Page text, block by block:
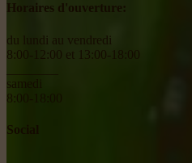
Horaires d'ouverture:
du lundi au vendredi
8:00-12:00 et 13:00-18:00
samedi
8:00-18:00
Social